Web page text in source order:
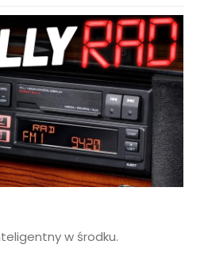
w środku.